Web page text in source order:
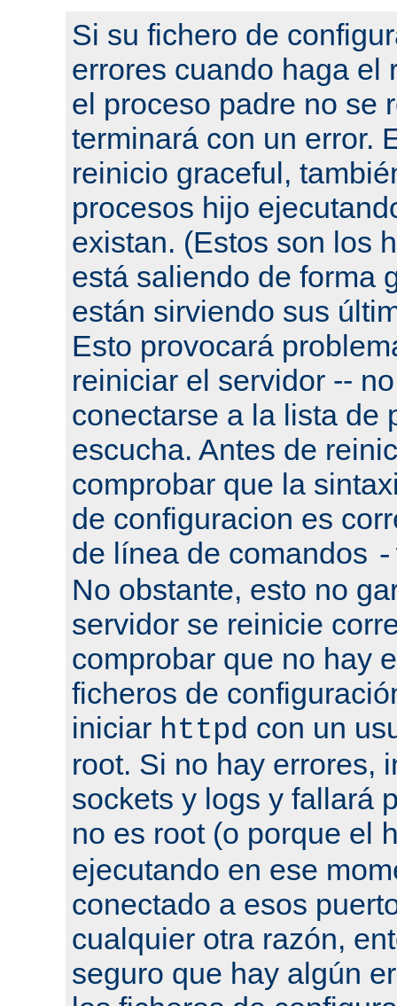
Si su fichero de
errores cuando haga el
el proceso padre no se
terminará con un error.
reinicio graceful,
procesos hijo
existan. (Estos son los
está saliendo de forma
están sirviendo sus
Esto provocará
reiniciar el servidor --
conectarse a la lista de
escucha. Antes de
comprobar que la
de configuracion es
de línea de comandos
No obstante, esto no
servidor se reinicie
comprobar que no hay
ficheros de
iniciar httpd con un
root. Si no hay errores,
sockets y logs y fallará
no es root (o porque el
ejecutando en ese
conectado a esos
cualquier otra razón,
seguro que hay algún